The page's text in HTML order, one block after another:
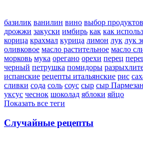
базилик ванилин вино выбор продуктов
дрожжи закуски имбирь как как
корица крахмал курица лимон лук лук
оливковое масло растительное масло
морковь мука орегано орехи перец
черный петрушка помидоры
испанские рецепты итальянские рис
сливки сода соль соус сыр сыр Пармезан
уксус чеснок шоколад яблоки яйцо
Показать все теги
Случайные рецепты